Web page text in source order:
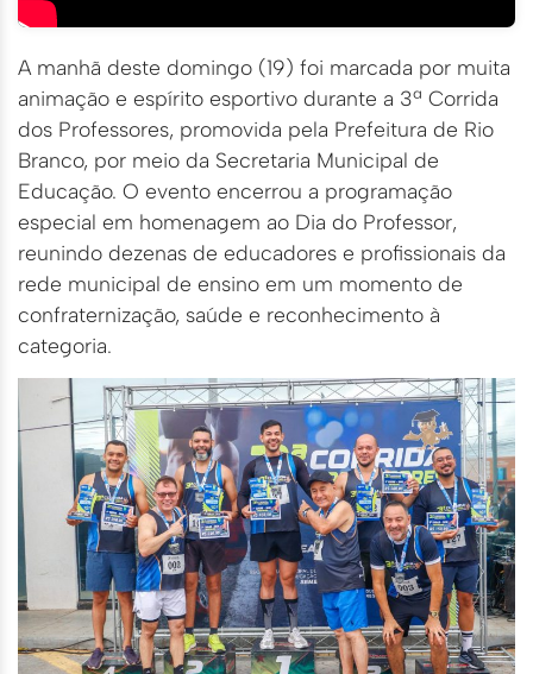
A manhã deste domingo (19) foi marcada por muita
animação e espírito esportivo durante a 3ª Corrida
dos Professores, promovida pela Prefeitura de Rio
Branco, por meio da Secretaria Municipal de
Educação. O evento encerrou a programação
especial em homenagem ao Dia do Professor,
reunindo dezenas de educadores e profissionais da
rede municipal de ensino em um momento de
confraternização, saúde e reconhecimento à
categoria.